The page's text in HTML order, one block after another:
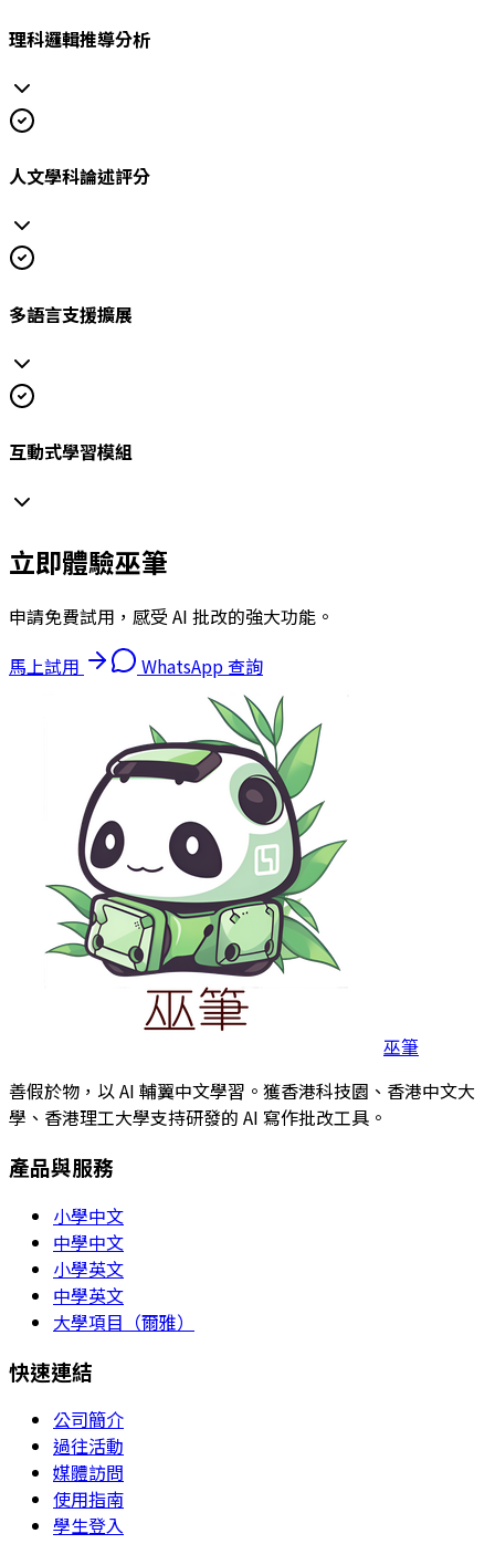
理科邏輯推導分析
人文學科論述評分
多語言支援擴展
互動式學習模組
立即體驗巫筆
申請免費試用，感受 AI 批改的強大功能。
馬上試用
WhatsApp 查詢
巫筆
善假於物，以 AI 輔翼中文學習。獲香港科技園、香港中文大
學、香港理工大學支持研發的 AI 寫作批改工具。
產品與服務
小學中文
中學中文
小學英文
中學英文
大學項目（爾雅）
快速連結
公司簡介
過往活動
媒體訪問
使用指南
學生登入